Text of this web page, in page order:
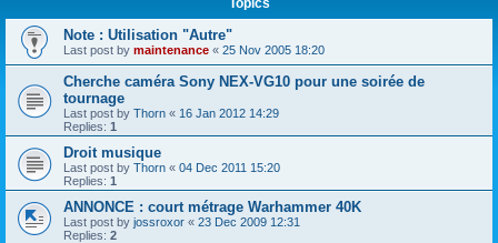
Note : Utilisation "Autre"
Last post by maintenance « 25 Nov 2005 18:20
Cherche caméra Sony NEX-VG10 pour une soirée de
tournage
Last post by Thorn « 16 Jan 2012 14:29
Replies: 1
Droit musique
Last post by Thorn « 04 Dec 2011 15:20
Replies: 1
ANNONCE : court métrage Warhammer 40K
Last post by jossroxor « 23 Dec 2009 12:31
Replies: 2